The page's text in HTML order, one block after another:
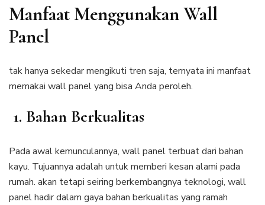
Manfaat Menggunakan Wall
Panel
tak hanya sekedar mengikuti tren saja, ternyata ini manfaat
memakai wall panel yang bisa Anda peroleh.
1. Bahan Berkualitas
Pada awal kemunculannya, wall panel terbuat dari bahan
kayu. Tujuannya adalah untuk memberi kesan alami pada
rumah. akan tetapi seiring berkembangnya teknologi, wall
panel hadir dalam gaya bahan berkualitas yang ramah